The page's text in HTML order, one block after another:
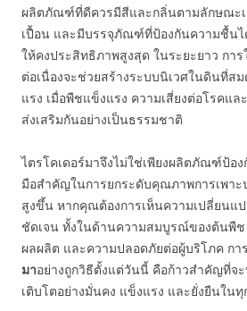
ผลิตภัณฑ์ที่ดีควรมีสีและกลิ่นตามลักษณะเ
เปื้อน และมีบรรจุภัณฑ์ที่ป้องกันความชื้น
ให้คงประสิทธิภาพสูงสุด ในระยะยาว การ
ต่อเนื่องจะช่วยสร้างระบบนิเวศในดินที่ส
แรง เมื่อพืชแข็งแรง ความเสี่ยงต่อโรคแ
ส่งเสริมกันอย่างเป็นธรรมชาติ
ไตรโคเดอร์มาจึงไม่ใช่เพียงผลิตภัณฑ์ป้อ
มือสำคัญในการยกระดับคุณภาพการเพา
สูงขึ้น หากคุณต้องการเห็นความเปลี่ยนแ
ชัดเจน ทั้งในด้านความสมบูรณ์ของต้นพืช
ผลผลิต และความปลอดภัยต่อผู้บริโภค กา
มาอย่างถูกวิธีตั้งแต่วันนี้ คือก้าวสำคัญที่จ
เติบโตอย่างมั่นคง แข็งแรง และยั่งยืนใน